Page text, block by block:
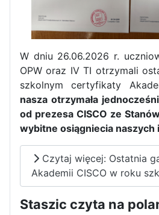
W dniu 26.06.2026 r.
OPW oraz IV TI otrzymali
szkolnym certyfikaty
nasza otrzymała
od prezesa CISCO ze
wybitne osiągniecia
Czytaj więcej: Ostatnia
Akademii CISCO w roku
Staszic czyta na